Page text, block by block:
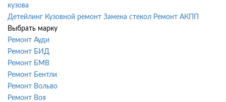
кузова
Детейлинг Кузовной ремонт Замена стекол Ремонт АКПП
Выбрать марку
Ремонт Ауди
Ремонт БИД
Ремонт БМВ
Ремонт Бентли
Ремонт Вольво
Ремонт Воя